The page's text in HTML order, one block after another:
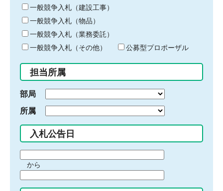
キ
ー
ワ
ー
ド
入
力
一般競争入札（建設工事）
一般競争入札（物品）
一般競争入札（業務委託）
一般競争入札（その他）
公募型プロポーザル
担当所属
部局
所属
入札公告日
間
始
から
間